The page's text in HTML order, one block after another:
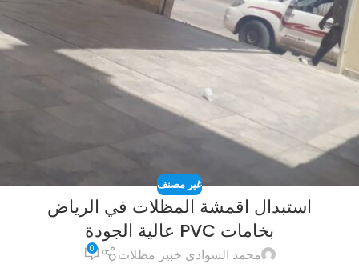
غير مصنف
استبدال اقمشة المظلات في الرياض
بخامات PVC عالية الجودة
محمد السوادي خبير مظلات 0